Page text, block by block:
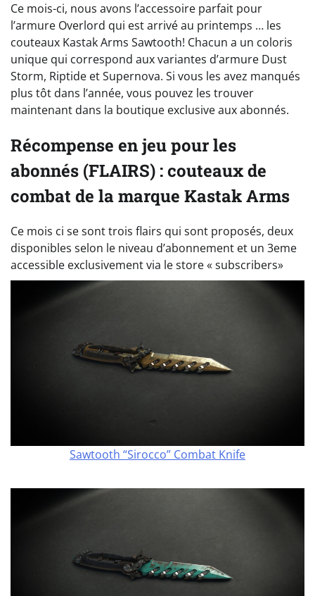
Ce mois-ci, nous avons l’accessoire parfait pour
l’armure Overlord qui est arrivé au printemps … les
couteaux Kastak Arms Sawtooth! Chacun a un coloris
unique qui correspond aux variantes d’armure Dust
Storm, Riptide et Supernova. Si vous les avez manqués
plus tôt dans l’année, vous pouvez les trouver
maintenant dans la boutique exclusive aux abonnés.
Récompense en jeu pour les
abonnés (FLAIRS) : couteaux de
combat de la marque Kastak Arms
Ce mois ci se sont trois flairs qui sont proposés, deux
disponibles selon le niveau d’abonnement et un 3eme
accessible exclusivement via le store « subscribers»
Sawtooth “Sirocco” Combat Knife